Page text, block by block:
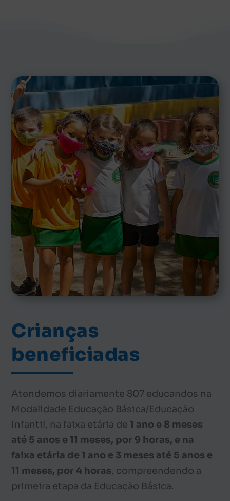
Crianças
beneficiadas
Atendemos diariamente 807 educandos na
Modalidade Educação Básica/Educação
Infantil, na faixa etária de 1 ano e 8 meses
até 5 anos e 11 meses, por 9 horas, e na
faixa etária de 1 ano e 3 meses até 5 anos e
11 meses, por 4 horas, compreendendo a
primeira etapa da Educação Básica.